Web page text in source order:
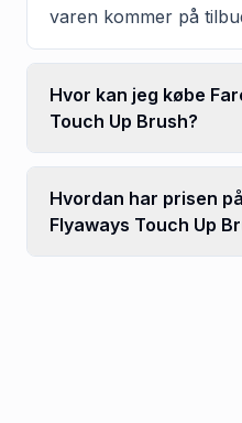
varen kommer på
Hvor kan jeg købe
Touch Up Brush?
Hvordan har prisen
Flyaways Touch Up